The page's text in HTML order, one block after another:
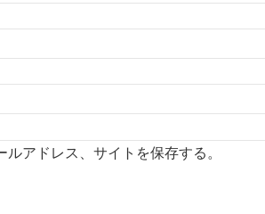
アドレス、サイトを保存する。